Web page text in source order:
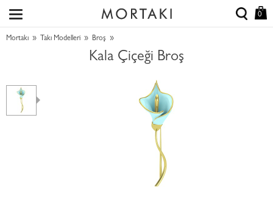
0
Mortakı » Takı Modelleri » Broş »
Kala Çiçeği Broş